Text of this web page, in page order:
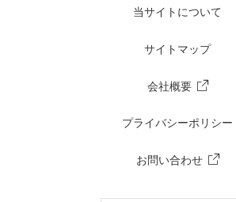
当サイトについて
サイトマップ
会社概要
プライバシーポリシー
お問い合わせ